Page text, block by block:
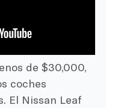
de $30,000,
coches
El Nissan Leaf